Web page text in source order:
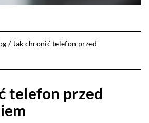
/ Jak chronić telefon przed
telefon przed